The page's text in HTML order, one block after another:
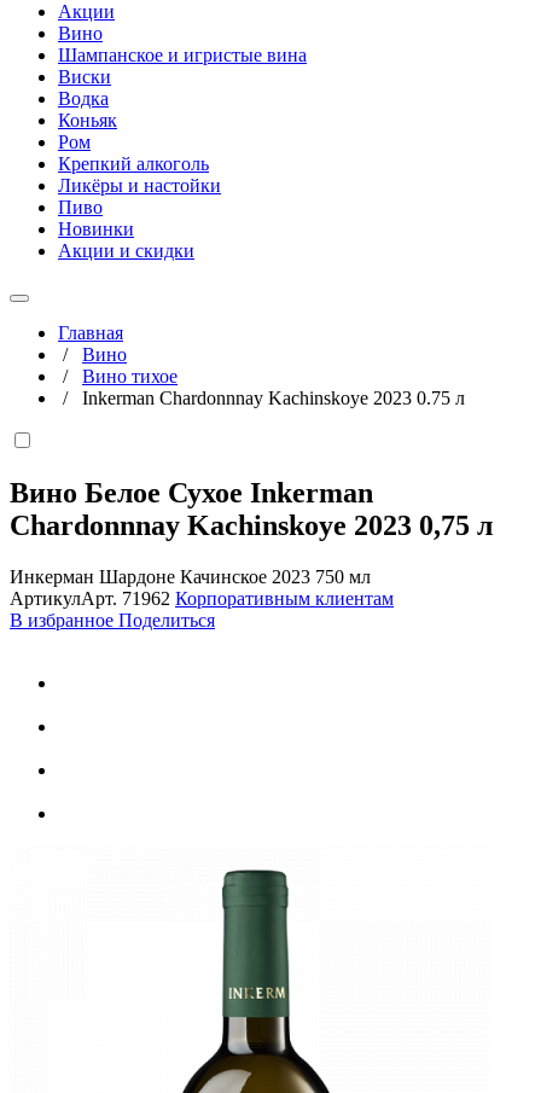
Акции
Вино
Шампанское и игристые вина
Виски
Водка
Коньяк
Ром
Крепкий алкоголь
Ликёры и настойки
Пиво
Новинки
Акции и скидки
Главная
/ Вино
/ Вино тихое
/ Inkerman Chardonnnay Kachinskoye 2023 0.75 л
Вино Белое Сухое Inkerman
Chardonnnay Kachinskoye 2023 0,75 л
Инкерман Шардоне Качинское 2023 750 мл
АртикулАрт. 71962 Корпоративным клиентам
В избранное Поделиться